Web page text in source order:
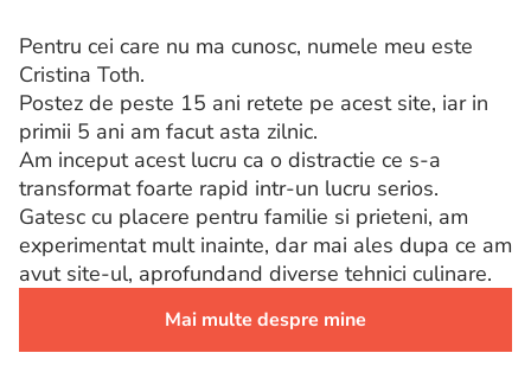
Pentru cei care nu ma cunosc, numele meu este
Cristina Toth.
Postez de peste 15 ani retete pe acest site, iar in
primii 5 ani am facut asta zilnic.
Am inceput acest lucru ca o distractie ce s-a
transformat foarte rapid intr-un lucru serios.
Gatesc cu placere pentru familie si prieteni, am
experimentat mult inainte, dar mai ales dupa ce am
avut site-ul, aprofundand diverse tehnici culinare.
Mai multe despre mine